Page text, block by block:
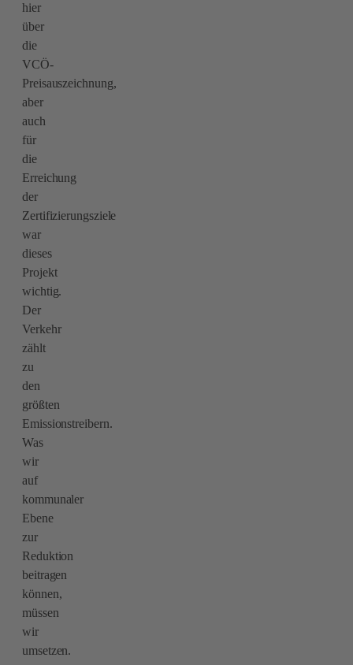
hier
über
die
VCÖ-
Preisauszeichnung,
aber
auch
für
die
Erreichung
der
Zertifizierungsziele
war
dieses
Projekt
wichtig.
Der
Verkehr
zählt
zu
den
größten
Emissionstreibern.
Was
wir
auf
kommunaler
Ebene
zur
Reduktion
beitragen
können,
müssen
wir
umsetzen.